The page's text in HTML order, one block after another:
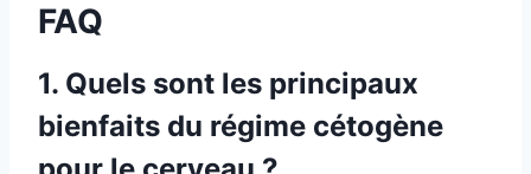
FAQ
1. Quels sont les principaux
bienfaits du régime cétogène